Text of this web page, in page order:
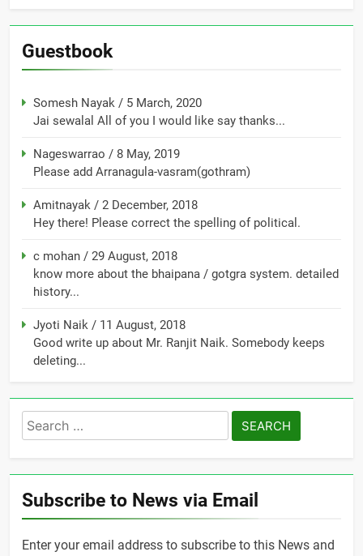
Guestbook
Somesh Nayak / 5 March, 2020
Jai sewalal All of you I would like say thanks...
Nageswarrao / 8 May, 2019
Please add Arranagula-vasram(gothram)
Amitnayak / 2 December, 2018
Hey there! Please correct the spelling of political.
c mohan / 29 August, 2018
know more about the bhaipana / gotgra system. detailed
history...
Jyoti Naik / 11 August, 2018
Good write up about Mr. Ranjit Naik. Somebody keeps
deleting...
Search
for:
Subscribe to News via Email
Enter your email address to subscribe to this News and